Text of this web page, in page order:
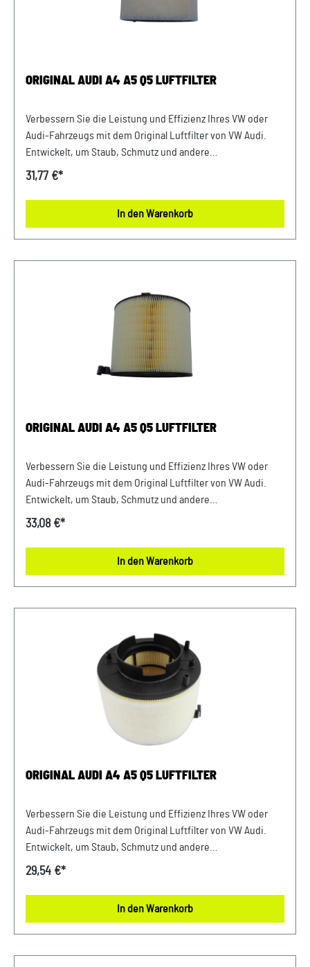
Fahrgestellnummer(Bsp. VW: WVWZZZ... Audi: WAUZZZ...)
Ihres Fahrzeugs mitzuteilen. Wir prüfen vorab, ob der
ORIGINAL AUDI A4 A5 Q5 LUFTFILTER
Verbessern Sie die Leistung und Effizienz Ihres VW oder
Audi-Fahrzeugs mit dem Original Luftfilter von VW Audi.
Entwickelt, um Staub, Schmutz und andere
Verunreinigungen fernzuhalten, sorgt dieser Luftfilter für
und hochwertigen Materialien gewährleistet er eine lange
Lebensdauer und zuverlässige Leistung. Halten Sie Ihren
Unser Service für Sie: Um Fehlkäufe zu vermeiden, bieten
wir Ihnen die Möglichkeit, uns vor Ihrer Bestellung oder in
der Kaufabwicklung die 17-stellige Fahrgestellnummer(Bsp.
VW: WVWZZZ... Audi: WAUZZZ...) Ihres Fahrzeugs
mitzuteilen. Wir prüfen vorab, ob der gewünschte Artikel
31,77 €*
In den Warenkorb
ORIGINAL AUDI A4 A5 Q5 LUFTFILTER
Verbessern Sie die Leistung und Effizienz Ihres VW oder
Audi-Fahrzeugs mit dem Original Luftfilter von VW Audi.
Entwickelt, um Staub, Schmutz und andere
Verunreinigungen fernzuhalten, sorgt dieser Luftfilter für
und hochwertigen Materialien gewährleistet er eine lange
Lebensdauer und zuverlässige Leistung. Halten Sie Ihren
Ersatzteile Verwendung: passend bei vielen Audi Modellen
Unser Service für Sie: Um Fehlkäufe zu vermeiden, bieten
wir Ihnen die Möglichkeit, uns vor Ihrer Bestellung oder in
der Kaufabwicklung die 17-stellige Fahrgestellnummer(Bsp.
VW: WVWZZZ... Audi: WAUZZZ...) Ihres Fahrzeugs
mitzuteilen. Wir prüfen vorab, ob der gewünschte Artikel
zum Fahrzeug passt.
33,08 €*
In den Warenkorb
ORIGINAL AUDI A4 A5 Q5 LUFTFILTER
Verbessern Sie die Leistung und Effizienz Ihres VW oder
Audi-Fahrzeugs mit dem Original Luftfilter von VW Audi.
Entwickelt, um Staub, Schmutz und andere
Verunreinigungen fernzuhalten, sorgt dieser Luftfilter für
und hochwertigen Materialien gewährleistet er eine lange
Lebensdauer und zuverlässige Leistung. Halten Sie Ihren
29,54 €*
In den Warenkorb